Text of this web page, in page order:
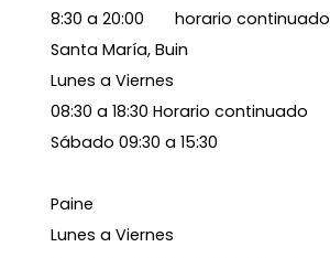
8:30 a 20:00 horario continuado
Santa María, Buin
Lunes a Viernes
08:30 a 18:30 Horario continuado
Sábado 09:30 a 15:30
Paine
Lunes a Viernes